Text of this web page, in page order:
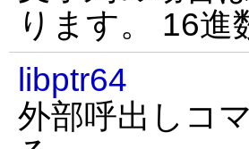
ります。 16進
libptr64
外部呼出しコ